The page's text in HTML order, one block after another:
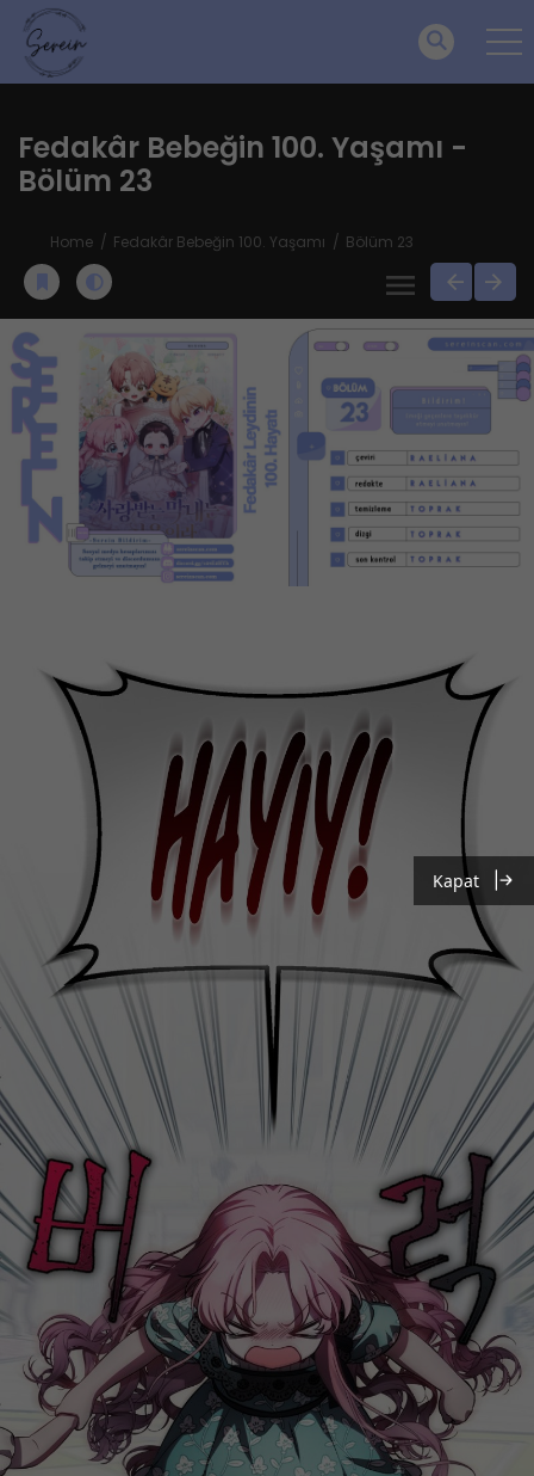
Fedakâr Bebeğin 100. Yaşamı -
Bölüm 23
Home Fedakâr Bebeğin 100. Yaşamı Bölüm 23
Kapat